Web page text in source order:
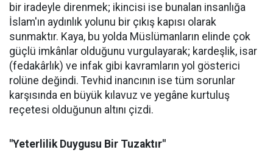
bir iradeyle direnmek; ikincisi ise bunalan insanlığa
İslam'ın aydınlık yolunu bir çıkış kapısı olarak
sunmaktır. Kaya, bu yolda Müslümanların elinde çok
güçlü imkânlar olduğunu vurgulayarak; kardeşlik, isar
(fedakârlık) ve infak gibi kavramların yol gösterici
rolüne değindi. Tevhid inancının ise tüm sorunlar
karşısında en büyük kılavuz ve yegâne kurtuluş
reçetesi olduğunun altını çizdi.
"Yeterlilik Duygusu Bir Tuzaktır"